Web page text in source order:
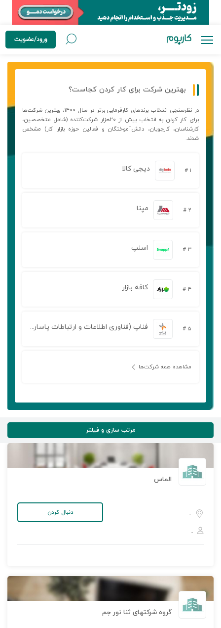
ورود/عضویت
بهترین شرکت برای کار کردن کجاست؟
در نظرسنجی انتخاب برندهای کارفرمایی برتر در سال ۱۴۰۰، بهترین شرکت‌ها
برای کار کردن به انتخاب بیش از ۲۰هزار شرکت‌کننده (شامل متخصصین،
کارشناسان، کارجویان، دانش‌آموختگان و فعالین حوزه بازار کار) مشخص
شدند.
۱ # دیجی کالا
۲ # مپنا
۳ # اسنپ
۴ # کافه بازار
۵ # فناپ (فناوری اطلاعات و ارتباطات پاسارگاد آریان)
مشاهده همه شرکت‌ها
مرتب سازی و فیلتر
الماس
-
-
دنبال کردن
گروه شرکتهای ثنا نور جم